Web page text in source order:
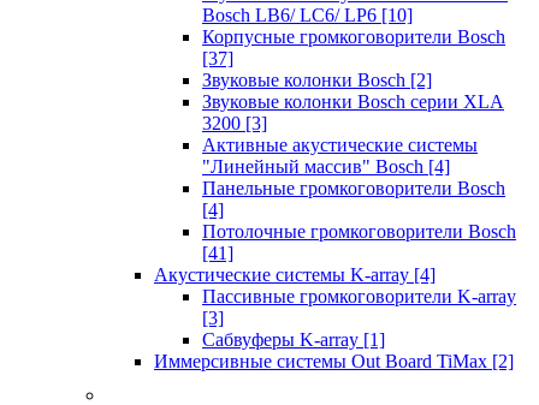
Bosch LB6/ LC6/ LP6 [10]
Корпусные громкоговорители Bosch
[37]
Звуковые колонки Bosch [2]
Звуковые колонки Bosch серии XLA
3200 [3]
Активные акустические системы
"Линейный массив" Bosch [4]
Панельные громкоговорители Bosch
[4]
Потолочные громкоговорители Bosch
[41]
Акустические системы K-array [4]
Пассивные громкоговорители K-array
[3]
Сабвуферы K-array [1]
Иммерсивные системы Out Board TiMax [2]